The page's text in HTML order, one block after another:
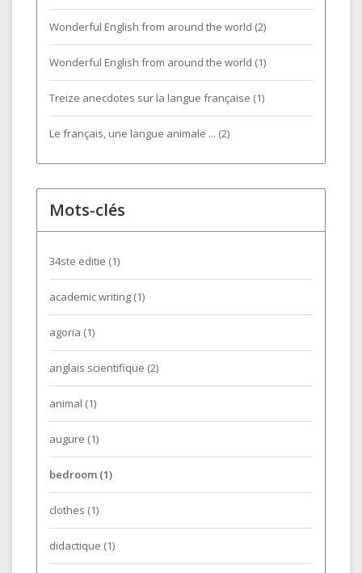
Wonderful English from around the world (2)
Wonderful English from around the world (1)
Treize anecdotes sur la langue française (1)
Le français, une langue animale ... (2)
Mots-clés
34ste editie (1)
academic writing (1)
agoria (1)
anglais scientifique (2)
animal (1)
augure (1)
bedroom (1)
clothes (1)
didactique (1)